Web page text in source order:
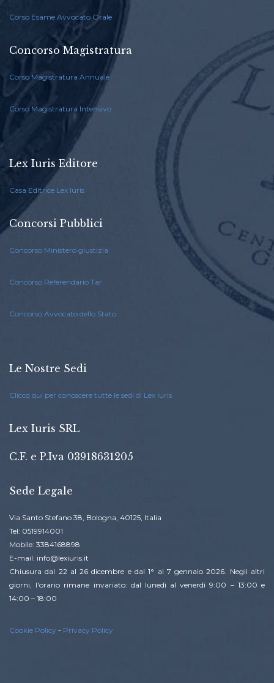
Corso Esame Avvocato Orale
Concorso Magistratura
Corso Magistratura Annuale
Corso Magistratura Intensivo
Lex Iuris Editore
Casa Editrice Lex Iuris
Concorsi Pubblici
Concorso Ministero giustizia
Concorso Referendario Tar
Concorso Avvocato dello Stato
Le Nostre Sedi
Cliccq qui per conoscere tutte le sedi di Lex Iuris
Lex Iuris SRL
C.F. e P.Iva 03918631205
Sede Legale
Via Santo Stefano 38, Bologna, 40125, Italia
Tel: 0519914001
Mobile: 3384168898
E-mail: info@lexiuris.it
Chiusura dal 22 al 26 dicembre e dal 1° al 7 gennaio 2026. Negli altri
giorni, l'orario rimane invariato: dal lunedì al venerdì 9:00 – 13:00 e
14:00 – 18:00
Cookie Policy - Privacy Policy